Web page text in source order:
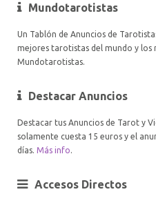
Mundotarotistas
Un Tablón de Anuncios de
mejores tarotistas del mundo y los
Mundotarotistas.
Destacar Anuncios
Destacar tus Anuncios de Tarot y
solamente cuesta 15 euros y el
días. Más info.
Accesos Directos